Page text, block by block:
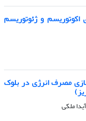
و ژئوتوریسم
مصرف انرژی در بلوک
ملکی